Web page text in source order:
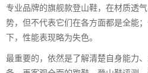
专业品牌的旗舰款登山鞋，在材质透
势，但不代表它们在各方面都是全能
下，性能表现略为失色。
最重要的，依然是了解清楚自身能力